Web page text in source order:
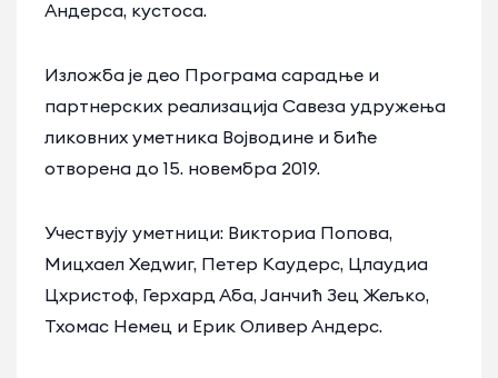
Андерса, кустоса.
Изложба је део Програма сарадње и
партнерских реализација Савеза удружења
ликовних уметника Војводине и биће
отворена до 15. новембра 2019.
Учествују уметници: Викториа Попова,
Мицхаел Хедwиг, Петер Kаудерс, Цлаудиа
Цхристоф, Герхард Аба, Јанчић Зец Жељко,
Тхомас Немец и Ерик Оливер Андерс.